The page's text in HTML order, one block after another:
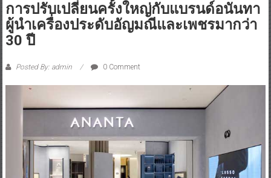
การปรับเปลี่ยนครั้งใหญ่กับแบรนด์อนันทา
ผู้นำเครื่องประดับอัญมณีและเพชรมากว่า
30 ปี
Posted By: admin 0 Comment